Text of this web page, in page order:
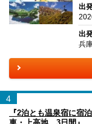
出
出
兵
4
『2泊とも温泉宿に宿